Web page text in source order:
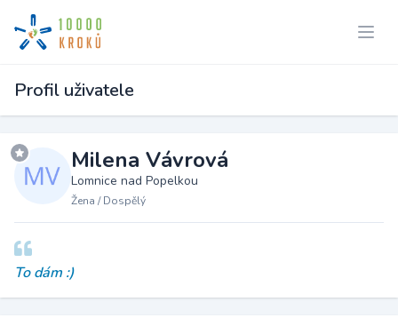
Profil uživatele
Milena Vávrová
Lomnice nad Popelkou
Žena / Dospělý
To dám :)